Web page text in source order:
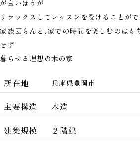
が良いほうが
リラックスしてレッスンを受けることがで
家族団らんと、家での時間を楽しむのはも
せず
暮らせる理想の木の家
所在地 兵庫県豊岡市
主要構造
木造
建築規模
２階建